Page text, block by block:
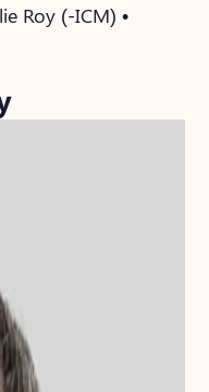
Roy (-ICM) •